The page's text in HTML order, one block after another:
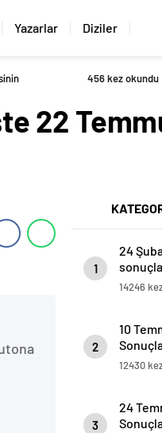
Yazarlar Diziler
456 kez okundu
22
1
24
14246
2
10
12430
3
24